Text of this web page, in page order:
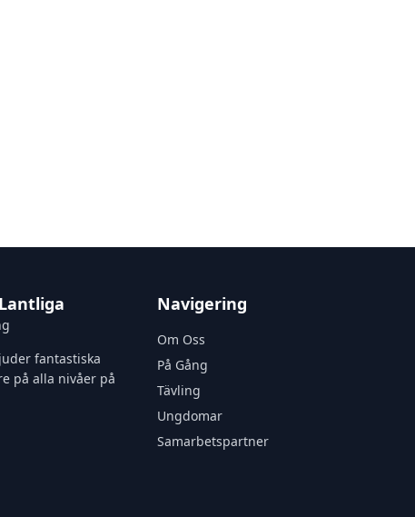
fantastiska
på alla nivåer på
Navigering
Om Oss
På Gång
Tävling
Ungdomar
Samarbetspartner